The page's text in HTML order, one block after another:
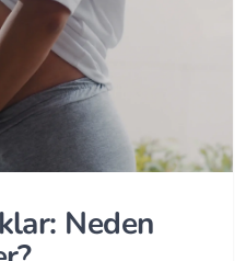
Neden